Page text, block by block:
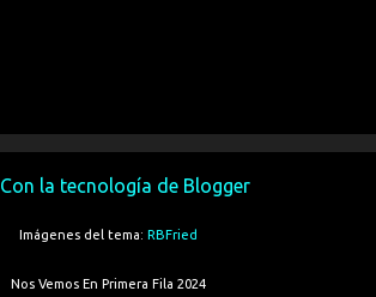
Con la tecnología de Blogger
Imágenes del tema: RBFried
Nos Vemos En Primera Fila 2024